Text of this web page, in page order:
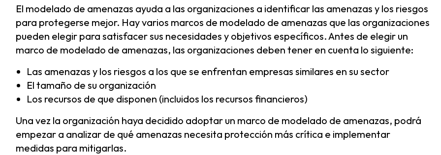
El modelado de amenazas ayuda a las organizaciones a identificar las amenazas y los riesgos
para protegerse mejor. Hay varios marcos de modelado de amenazas que las organizaciones
pueden elegir para satisfacer sus necesidades y objetivos específicos. Antes de elegir un
marco de modelado de amenazas, las organizaciones deben tener en cuenta lo siguiente:
Las amenazas y los riesgos a los que se enfrentan empresas similares en su sector
El tamaño de su organización
Los recursos de que disponen (incluidos los recursos financieros)
Una vez la organización haya decidido adoptar un marco de modelado de amenazas, podrá
empezar a analizar de qué amenazas necesita protección más crítica e implementar
medidas para mitigarlas.